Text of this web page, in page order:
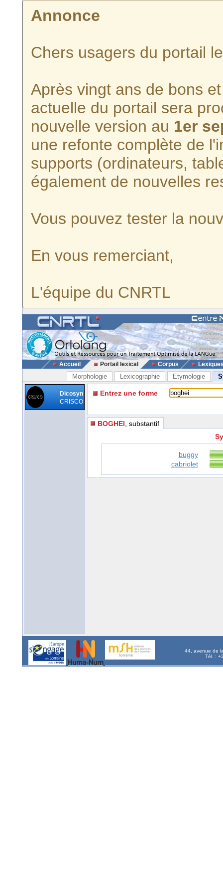
Annonce
Chers usagers du portail
Après vingt ans de bons
actuelle du portail sera
nouvelle version au 1er
une refonte complète de
supports (ordinateurs,
également de nouvelles
Vous pouvez tester la
En vous remerciant,
L'équipe du CNRTL
Accueil Portail lexical Corpus
Morphologie Lexicographie Etymologie
Dicosyn
CRISCO
Entrez une forme
BOGHEI , substantif
buggy
cabriolet
44, avenue de
Tél. :